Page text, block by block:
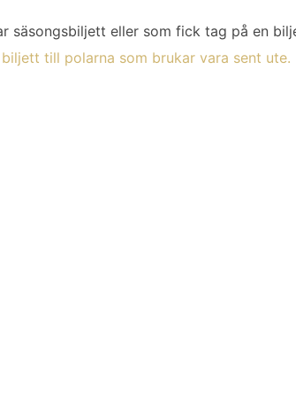
säsongsbiljett eller som fick tag på en
till polarna som brukar vara sent ute.